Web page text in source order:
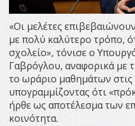
«Οι μελέτες
με πολύ καλύτερο τρόπο,
σχολείο», τόνισε ο
Γαβρόγλου, αναφορικά με
το ωράριο μαθημάτων στις
υπογραμμίζοντας ότι
ήρθε ως αποτέλεσμα των
κοινότητα.